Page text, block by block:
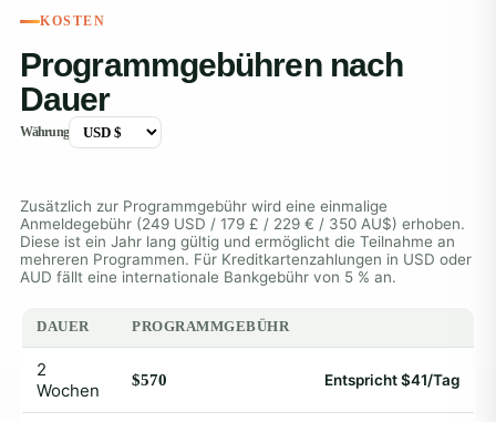
KOSTEN
Programmgebühren nach
Dauer
Währung
Zusätzlich zur Programmgebühr wird eine einmalige
Anmeldegebühr (249 USD / 179 £ / 229 € / 350 AU$) erhoben.
Diese ist ein Jahr lang gültig und ermöglicht die Teilnahme an
mehreren Programmen. Für Kreditkartenzahlungen in USD oder
AUD fällt eine internationale Bankgebühr von 5 % an.
DAUER PROGRAMMGEBÜHR
2
Wochen
$570 Entspricht $41/Tag